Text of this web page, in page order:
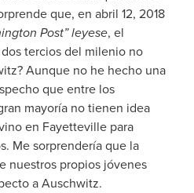
que, en abril 12, 2018
Post” leyese, el
tercios del milenio no
Aunque no he hecho una
que entre los
mayoría no tienen idea
en Fayetteville para
Me sorprendería que la
nuestros propios jóvenes
a Auschwitz.